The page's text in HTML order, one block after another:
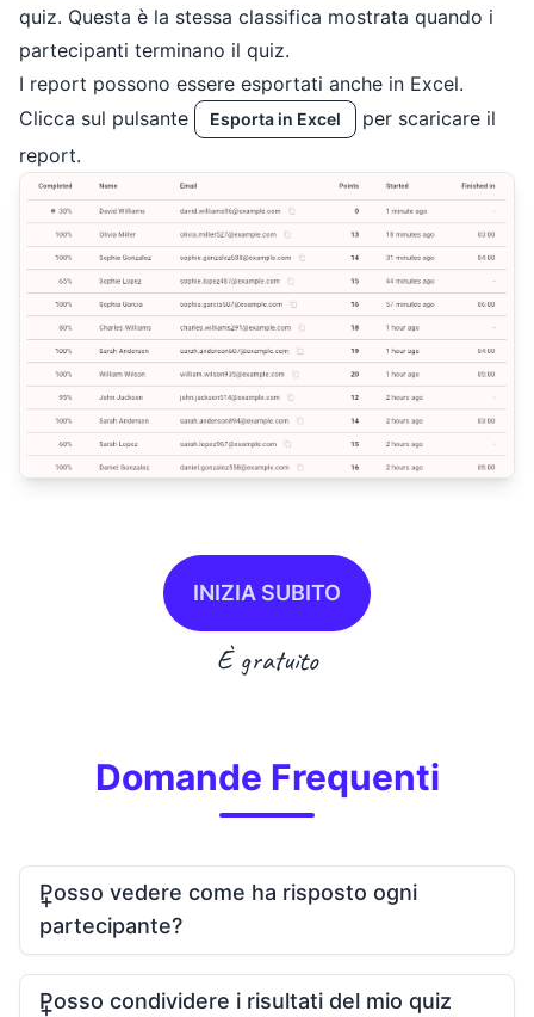
quiz. Questa è la stessa classifica mostrata quando i
partecipanti terminano il quiz.
I report possono essere esportati anche in Excel.
Clicca sul pulsante
Esporta in Excel
per scaricare il
report.
INIZIA SUBITO
È gratuito
Domande Frequenti
Posso vedere come ha risposto ogni
partecipante?
Posso condividere i risultati del mio quiz